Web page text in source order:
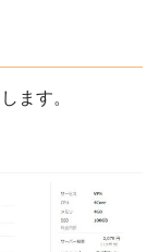
ます。